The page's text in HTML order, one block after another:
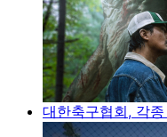
대한축구협회, 각